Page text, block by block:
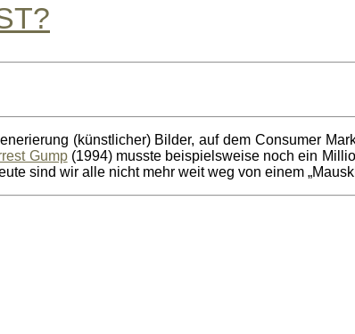
(künstlicher) Bilder, auf dem Consumer
Gump(1994) musste beispielsweise noch ein
sind wir alle nicht mehr weit weg von einem